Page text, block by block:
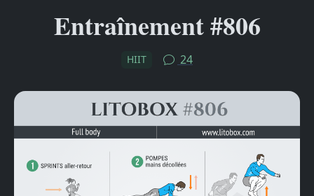
Entraînement #806
HIIT 24